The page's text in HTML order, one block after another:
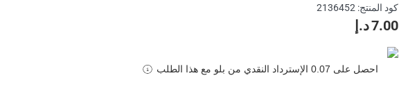
كود المنتج:
2136452
7.00 د.إ
احصل على 0.07 الإسترداد النقدي من بلو مع هذا الطلب